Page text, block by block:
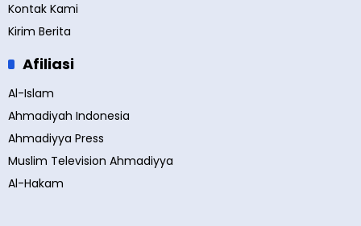
Kontak Kami
Kirim Berita
Afiliasi
Al-Islam
Ahmadiyah Indonesia
Ahmadiyya Press
Muslim Television Ahmadiyya
Al-Hakam